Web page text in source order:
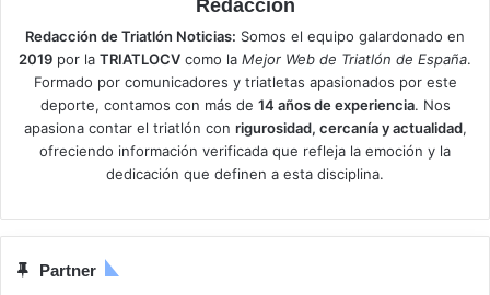
Redaccion
Redacción de Triatlón Noticias: Somos el equipo galardonado en
2019 por la TRIATLOCV como la Mejor Web de Triatlón de España.
Formado por comunicadores y triatletas apasionados por este
deporte, contamos con más de 14 años de experiencia. Nos
apasiona contar el triatlón con rigurosidad, cercanía y actualidad,
ofreciendo información verificada que refleja la emoción y la
dedicación que definen a esta disciplina.
Partner